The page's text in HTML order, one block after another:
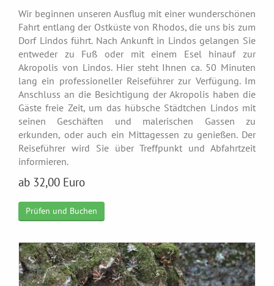
Wir beginnen unseren Ausflug mit einer wunderschönen
Fahrt entlang der Ostküste von Rhodos, die uns bis zum
Dorf Lindos führt. Nach Ankunft in Lindos gelangen Sie
entweder zu Fuß oder mit einem Esel hinauf zur
Akropolis von Lindos. Hier steht Ihnen ca. 50 Minuten
lang ein professioneller Reiseführer zur Verfügung. Im
Anschluss an die Besichtigung der Akropolis haben die
Gäste freie Zeit, um das hübsche Städtchen Lindos mit
seinen Geschäften und malerischen Gassen zu
erkunden, oder auch ein Mittagessen zu genießen. Der
Reiseführer wird Sie über Treffpunkt und Abfahrtzeit
informieren.
ab 32,00 Euro
Prüfen und Buchen